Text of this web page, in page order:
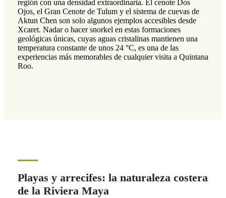
región con una densidad extraordinaria. El cenote Dos
Ojos, el Gran Cenote de Tulum y el sistema de cuevas de
Aktun Chen son solo algunos ejemplos accesibles desde
Xcaret. Nadar o hacer snorkel en estas formaciones
geológicas únicas, cuyas aguas cristalinas mantienen una
temperatura constante de unos 24 °C, es una de las
experiencias más memorables de cualquier visita a Quintana
Roo.
Playas y arrecifes: la naturaleza costera
de la Riviera Maya